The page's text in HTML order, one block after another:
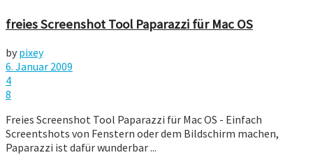
freies Screenshot Tool Paparazzi für Mac OS
by pixey
6. Januar 2009
4
8
Freies Screenshot Tool Paparazzi für Mac OS - Einfach
Screentshots von Fenstern oder dem Bildschirm machen,
Paparazzi ist dafür wunderbar ...